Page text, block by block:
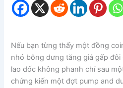
Nếu bạn từng thấy một đồng
nhỏ bỗng dưng tăng giá gấp đôi
lao dốc không phanh chỉ sau
chứng kiến một đợt pump and